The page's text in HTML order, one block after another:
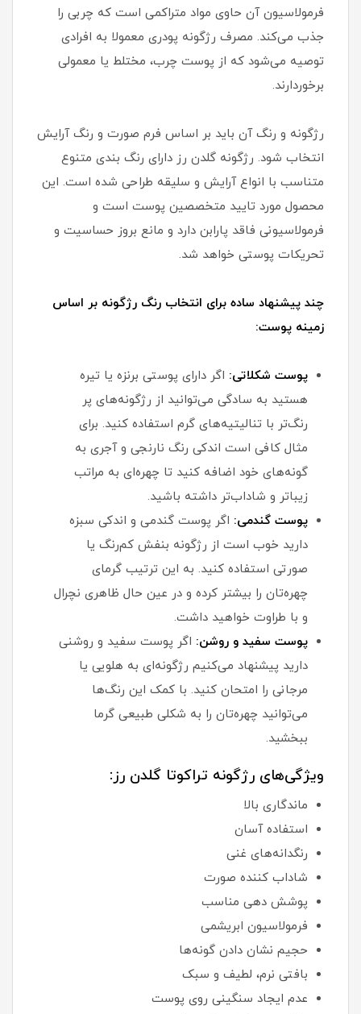
فرمولاسیون آن حاوی مواد متراکمی است که چربی را
جذب می‌کند. مصرف رژگونه پودری معمولا به افرادی
توصیه می‌شود که از پوست چرب، مختلط یا معمولی
برخوردارند.
رژگونه و رنگ آن باید بر اساس فرم صورت و رنگ آرایش
انتخاب شود. رژگونه گلدن رز دارای رنگ بندی متنوع
متناسب با انواع آرایش و سلیقه طراحی شده است. این
محصول مورد تایید متخصصین پوست است و
فرمولاسیونی فاقد پارابن دارد و مانع بروز حساسیت و
تحریکات پوستی خواهد شد.
چند پیشنهاد ساده برای انتخاب رنگ رژگونه بر اساس
زمینه پوست:
پوست شکلاتی: اگر دارای پوستی برنزه یا تیره
هستید به سادگی می‌توانید از رژگونه‌های پر
رنگ‌تر با تنالیتیه‌های گرم استفاده کنید. برای
مثال کافی است اندکی رنگ نارنجی و آجری به
گونه‌های خود اضافه کنید تا چهره‌ای به مراتب
زیباتر و شاداب‌تر داشته باشید.
پوست گندمی: اگر پوست گندمی و اندکی سبزه
دارید خوب است از رژگونه بنفش کم‌رنگ یا
صورتی استفاده کنید. به این ترتیب گرمای
چهره‌تان را بیشتر کرده و در عین حال ظاهری نچرال
و با طراوت خواهید داشت.
پوست سفید و روشن: اگر پوست سفید و روشنی
دارید پیشنهاد می‌کنیم رژگونه‌ای به هلویی یا
مرجانی را امتحان کنید. با کمک این رنگ‌ها
می‌توانید چهره‌تان را به شکلی طبیعی گرما
ببخشید.
ویژگی‌های رژگونه تراکوتا گلدن رز:
ماندگاری بالا
استفاده آسان
رنگدانه‌های غنی
شاداب کننده صورت
پوشش دهی مناسب
فرمولاسیون ابریشمی
حجیم نشان دادن گونه‌ها
بافتی نرم، لطیف و سبک
عدم ایجاد سنگینی روی پوست